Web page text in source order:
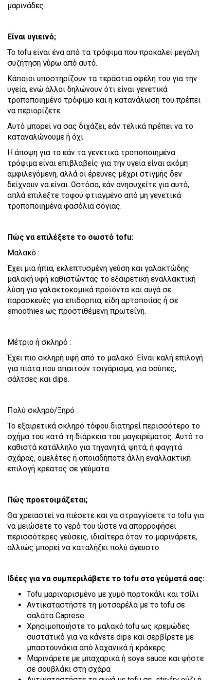
μαρινάδες.
Είναι υγιεινό;
Το tofu είναι ένα από τα τρόφιμα που προκαλεί μεγάλη
συζήτηση γύρω από αυτό.
Κάποιοι υποστηρίζουν τα τεράστια οφέλη του για την
υγεία, ενώ άλλοι δηλώνουν ότι είναι γενετικά
τροποποιημένο τρόφιμο και η κατανάλωση του πρέπει
να περιορίζετε.
Αυτό μπορεί να σας διχάζει, εάν τελικά πρέπει να το
καταναλώνουμε ή όχι.
Η άποψη για το εάν τα γενετικά τροποποιημένα
τρόφιμα είναι επιβλαβείς για την υγεία είναι ακόμη
αμφιλεγόμενη, αλλά οι έρευνες μέχρι στιγμής δεν
δείχνουν να είναι. Ωστόσο, εάν ανησυχείτε για αυτό,
απλά επιλέξτε τοφού φτιαγμένο από μη γενετικά
τροποποιημένα φασόλια σόγιας.
Πώς να επιλέξετε το σωστό tofu:
Μαλακό :
Έχει μια ήπια, εκλεπτυσμένη γεύση και γαλακτώδης
μαλακή υφή καθιστώντας το εξαιρετική εναλλακτική
λύση για γαλακτοκομικά προϊόντα και αυγά σε
παρασκευές για επιδόρπια, είδη αρτοποιίας ή σε
smoothies ως προστιθέμενη πρωτεΐνη.
Μέτριο ή σκληρό :
Έχει πιο σκληρή υφή από το μαλακό. Είναι καλή επιλογή
για πιάτα που απαιτούν τσιγάρισμα, για σούπες,
σάλτσες και dips.
Πολύ σκληρό/Ξηρό :
Το εξαιρετικά σκληρό τόφου διατηρεί περισσότερο το
σχήμα του κατά τη διάρκεια του μαγειρέματος. Αυτό το
καθιστά κατάλληλο για τηγανητά, ψητά, ή φαγητά
σχάρας, ομελέτες ή οποιαδήποτε άλλη εναλλακτική
επιλογή κρέατος σε γεύματα.
Πώς προετοιμάζεται;
Θα χρειαστεί να πιέσετε και να στραγγίσετε το tofu για
να μειώσετε το νερό του ώστε να απορροφήσει
περισσότερες γεύσεις, ιδιαίτερα όταν το μαρινάρετε,
αλλιώς μπορεί να καταλήξει πολύ άγευστο.
Ιδέες για να συμπεριλάβετε το tofu στα γεύματά σας:
Tofu μαριναρισμένο με χυμό πορτοκάλι και τσίλι
Αντικαταστήστε τη μοτσαρέλα με το tofu σε
σαλάτα Caprese
Χρησιμοποιήστε το μαλακό tofu ως κρεμώδες
συστατικό για να κάνετε dips και σερβίρετε με
μπαστουνάκια από λαχανικά ή κράκερς
Μαρινάρετε με μπαχαρικά ή soya sauce και ψήστε
σε σουβλάκι στη σχάρα